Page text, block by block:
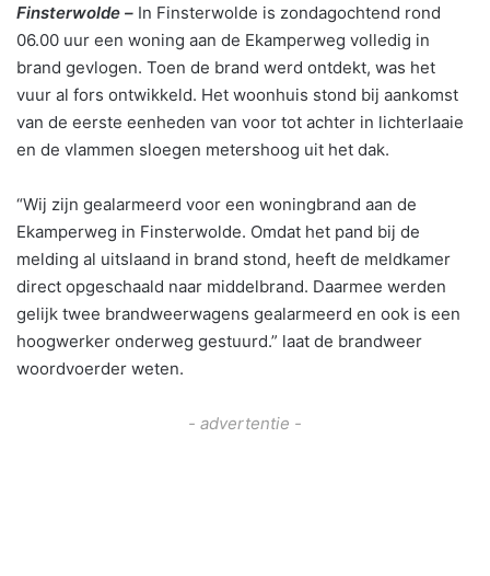
Finsterwolde – In Finsterwolde is zondagochtend rond
06.00 uur een woning aan de Ekamperweg volledig in
brand gevlogen. Toen de brand werd ontdekt, was het
vuur al fors ontwikkeld. Het woonhuis stond bij aankomst
van de eerste eenheden van voor tot achter in lichterlaaie
en de vlammen sloegen metershoog uit het dak.
“Wij zijn gealarmeerd voor een woningbrand aan de
Ekamperweg in Finsterwolde. Omdat het pand bij de
melding al uitslaand in brand stond, heeft de meldkamer
direct opgeschaald naar middelbrand. Daarmee werden
gelijk twee brandweerwagens gealarmeerd en ook is een
hoogwerker onderweg gestuurd.” laat de brandweer
woordvoerder weten.
- advertentie -